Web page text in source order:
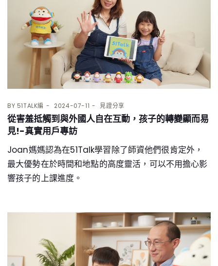
BY 51TALK編 2024-07-11 見證分享
從害羞抵觸到與外國人自在互動，孩子的轉變顯而易
見!-真實用戶專訪
Joan媽媽認為在51Talk學習除了師資他們很肯定外，
最大優勢在於時間和地點的高度靈活，可以不用擔心影
響孩子的上課進度。